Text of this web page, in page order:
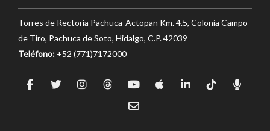
Torres de Rectoría Pachuca-Actopan Km. 4.5, Colonia Campo
de Tiro, Pachuca de Soto, Hidalgo, C.P. 42039
Teléfono: +52 (771)7172000